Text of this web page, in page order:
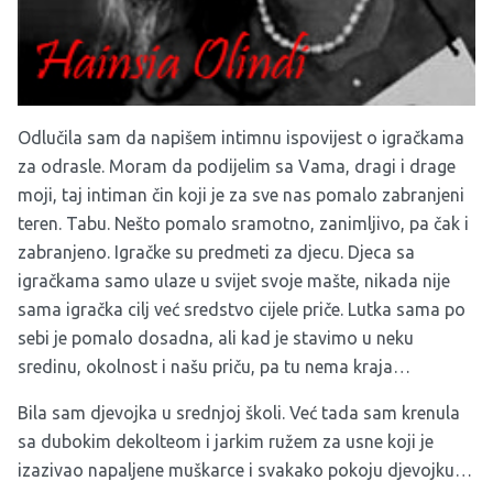
Odlučila sam da napišem intimnu ispovijest o igračkama
za odrasle. Moram da podijelim sa Vama, dragi i drage
moji, taj intiman čin koji je za sve nas pomalo zabranjeni
teren. Tabu. Nešto pomalo sramotno, zanimljivo, pa čak i
zabranjeno. Igračke su predmeti za djecu. Djeca sa
igračkama samo ulaze u svijet svoje mašte, nikada nije
sama igračka cilj već sredstvo cijele priče. Lutka sama po
sebi je pomalo dosadna, ali kad je stavimo u neku
sredinu, okolnost i našu priču, pa tu nema kraja…
Bila sam djevojka u srednjoj školi. Već tada sam krenula
sa dubokim dekolteom i jarkim ružem za usne koji je
izazivao napaljene muškarce i svakako pokoju djevojku…